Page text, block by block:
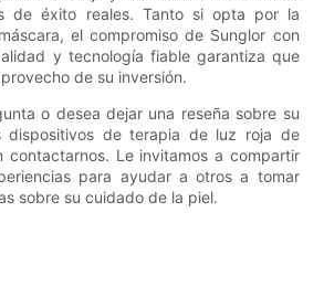
de éxito reales. Tanto si opta por la
el compromiso de Sunglor con
y tecnología fiable garantiza que
de su inversión.
o desea dejar una reseña sobre su
dispositivos de terapia de luz roja de
contactarnos. Le invitamos a compartir
para ayudar a otros a tomar
sobre su cuidado de la piel.